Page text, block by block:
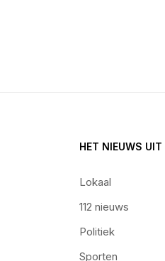
HET NIEUWS UIT
Lokaal
112 nieuws
Politiek
Sporten